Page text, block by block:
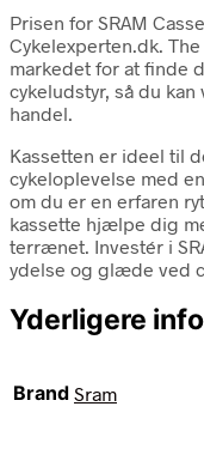
Prisen for SRAM
Cykelexperten.dk.
markedet for at finde
cykeludstyr, så du
handel.
Kassetten er ideel til
cykeloplevelse med
om du er en erfaren
kassette hjælpe dig
terrænet. Investér i
ydelse og glæde ved
Yderligere
Brand Sram